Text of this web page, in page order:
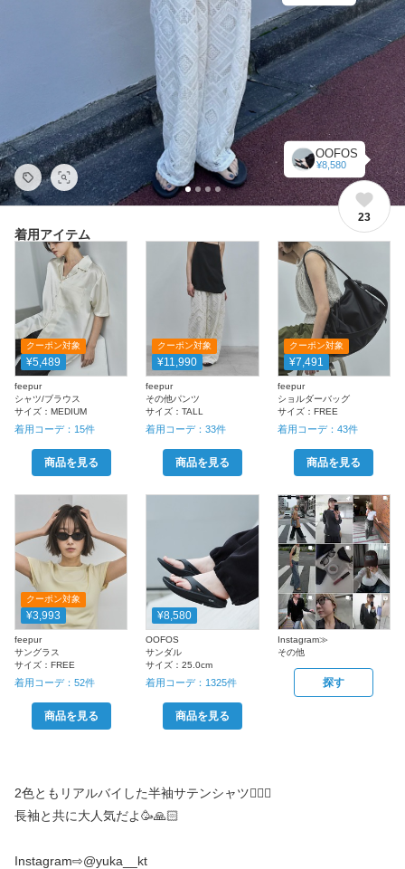
OOFOS
¥8,580
23
着用アイテム
クーポン対象
¥5,489
feepur
シャツ/ブラウス
サイズ： MEDIUM
着用コーデ： 15件
商品を見る
クーポン対象
¥11,990
feepur
その他パンツ
サイズ：TALL
着用コーデ：33件
商品を見る
クーポン対象
¥7,491
feepur
ショルダーバッグ
サイズ： FREE
着用コーデ： 43件
商品を見る
クーポン対象
¥3,993
feepur
サングラス
サイズ： FREE
着用コーデ： 52件
商品を見る
¥8,580
OOFOS
サンダル
サイズ：25.0cm
着用コーデ： 1325件
商品を見る
Instagram≫
その他
探す
2色ともリアルバイした半袖サテンシャツ✌🏻✨
長袖と共に大人気だよ🥳🙏🏻
Instagram⇨@yuka__kt